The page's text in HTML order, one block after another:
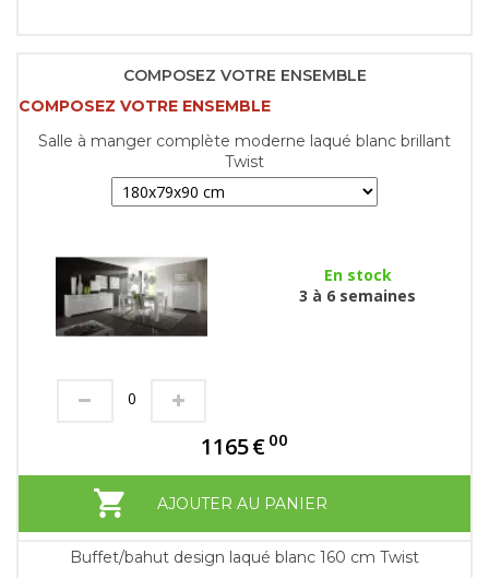
COMPOSEZ VOTRE ENSEMBLE
COMPOSEZ VOTRE ENSEMBLE
Salle à manger complète moderne laqué blanc brillant
Twist
En stock
3 à 6 semaines
1165€ 00
AJOUTER AU PANIER
Buffet/bahut design laqué blanc 160 cm Twist